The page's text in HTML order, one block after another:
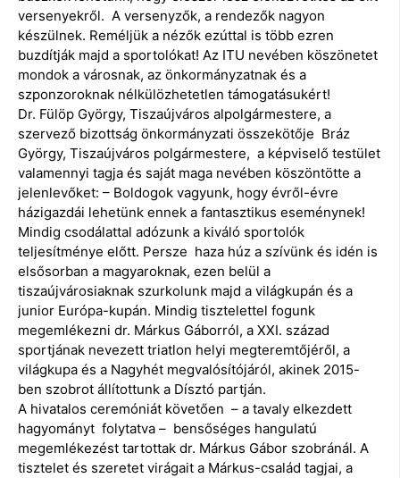
versenyekről. A versenyzők, a rendezők nagyon
készülnek. Reméljük a nézők ezúttal is több ezren
buzdítják majd a sportolókat! Az ITU nevében köszönetet
mondok a városnak, az önkormányzatnak és a
szponzoroknak nélkülözhetetlen támogatásukért!
Dr. Fülöp György, Tiszaújváros alpolgármestere, a
szervező bizottság önkormányzati összekötője Bráz
György, Tiszaújváros polgármestere, a képviselő testület
valamennyi tagja és saját maga nevében köszöntötte a
jelenlevőket: – Boldogok vagyunk, hogy évről-évre
házigazdái lehetünk ennek a fantasztikus eseménynek!
Mindig csodálattal adózunk a kiváló sportolók
teljesítménye előtt. Persze haza húz a szívünk és idén is
elsősorban a magyaroknak, ezen belül a
tiszaújvárosiaknak szurkolunk majd a világkupán és a
junior Európa-kupán. Mindig tisztelettel fogunk
megemlékezni dr. Márkus Gáborról, a XXI. század
sportjának nevezett triatlon helyi megteremtőjéről, a
világkupa és a Nagyhét megvalósítójáról, akinek 2015-
ben szobrot állítottunk a Dísztó partján.
A hivatalos ceremóniát követően – a tavaly elkezdett
hagyományt folytatva – bensőséges hangulatú
megemlékezést tartottak dr. Márkus Gábor szobránál. A
tisztelet és szeretet virágait a Márkus-család tagjai, a